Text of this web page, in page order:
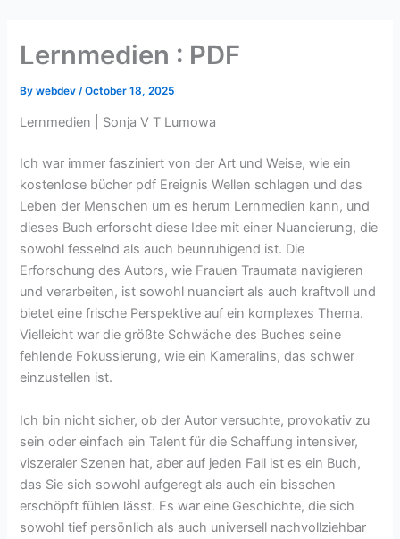
contentLernmedien : PDF
Bywebdev /October 18, 2025
Lernmedien | Sonja V T Lumowa
Ich war immer fasziniert von der Art und Weise, wie ein
kostenlose bücher pdf Ereignis Wellen schlagen und das
Leben der Menschen um es herum Lernmedien kann, und
dieses Buch erforscht diese Idee mit einer Nuancierung, die
sowohl fesselnd als auch beunruhigend ist. Die
Erforschung des Autors, wie Frauen Traumata navigieren
und verarbeiten, ist sowohl nuanciert als auch kraftvoll und
bietet eine frische Perspektive auf ein komplexes Thema.
Vielleicht war die größte Schwäche des Buches seine
fehlende Fokussierung, wie ein Kameralins, das schwer
einzustellen ist.
Ich bin nicht sicher, ob der Autor versuchte, provokativ zu
sein oder einfach ein Talent für die Schaffung intensiver,
viszeraler Szenen hat, aber auf jeden Fall ist es ein Buch,
das Sie sich sowohl aufgeregt als auch ein bisschen
erschöpft fühlen lässt. Es war eine Geschichte, die sich
sowohl tief persönlich als auch universell nachvollziehbar